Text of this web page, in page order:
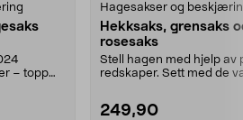
– topp
Hagesakser og
Hekksaks, grensaks
rosesaks
Stell hagen med hjelp av
redskaper. Sett med de
249,90